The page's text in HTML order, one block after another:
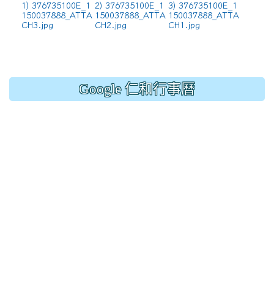
1) 376735100E_1
150037888_ATTA
CH3.jpg
2) 376735100E_1
150037888_ATTA
CH2.jpg
3) 376735100E_1
150037888_ATTA
CH1.jpg
Google 仁和行事曆